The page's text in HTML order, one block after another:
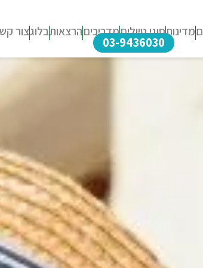
מדינותסוגי טיוליםמדריכיםהרצאותבלוגצור
03-9436030